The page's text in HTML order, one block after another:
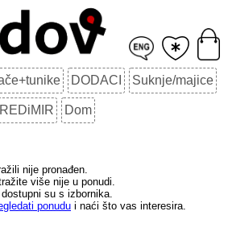
DODACI Suknje/majice
REDiMIR Dom
nije pronađen.
više nije u ponudi.
su s izbornika.
ponudu i naći što vas interesira.